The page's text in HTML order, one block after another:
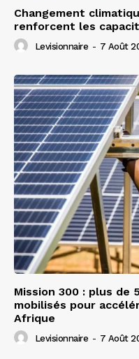
Changement
renforcent les
Levisionnaire - 7 Août
Mission 300 : plus de
mobilisés pour
Afrique
Levisionnaire - 7 Août